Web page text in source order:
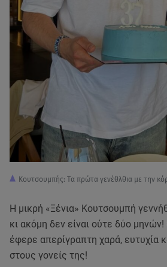
Κουτσουμπής: Tα πρώτα γενέθλθια με την
Η μικρή «Ξένια» Κουτσουμπή
κι ακόμη δεν είναι ούτε δύο
έφερε απερίγραπτη χαρά, ευτυχία
στους γονείς της!